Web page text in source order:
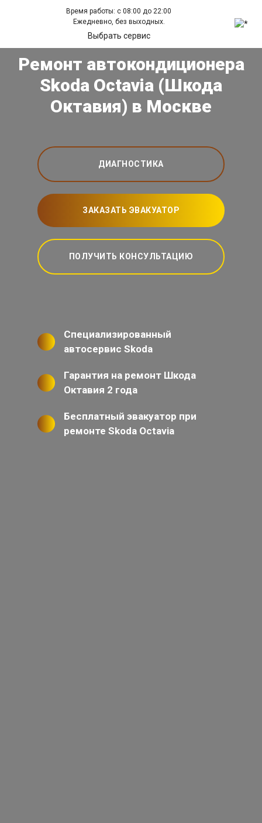
Время работы: с 08:00 до 22:00
Ежедневно, без выходных.
Выбрать сервис
Ремонт автокондиционера
Skoda Octavia (Шкода
Октавия) в Москве
ДИАГНОСТИКА
ЗАКАЗАТЬ ЭВАКУАТОР
ПОЛУЧИТЬ КОНСУЛЬТАЦИЮ
Специализированный
автосервис Skoda
Гарантия на ремонт Шкода
Октавия 2 года
Бесплатный эвакуатор при
ремонте Skoda Octavia